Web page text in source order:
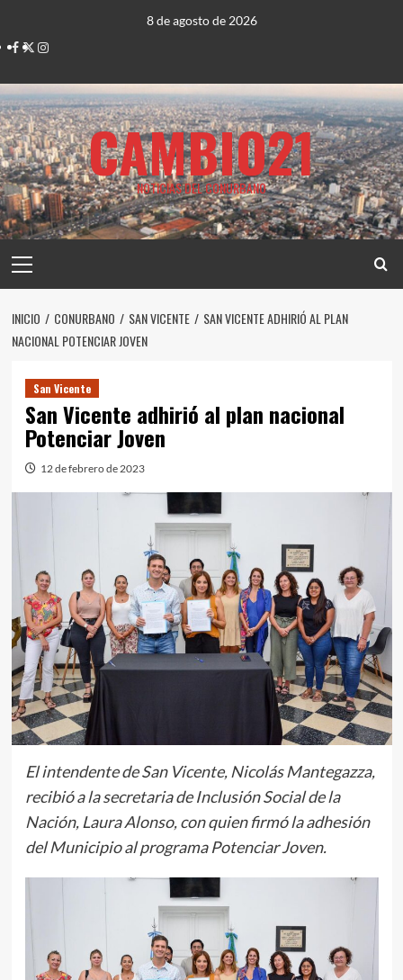
contenido
8 de agosto de 2026
Facebook
TwitterInstagram
CAMBIO21
NOTICIAS DEL CONURBANO
principal
INICIO CONURBANO SAN VICENTE
SAN VICENTE ADHIRIÓ AL PLAN
NACIONAL POTENCIAR JOVEN
San Vicente
San Vicente adhirió al plan nacional
Potenciar Joven
12 de febrero de 2023
El intendente de San Vicente, Nicolás Mantegazza,
recibió a la secretaria de Inclusión Social de la
Nación, Laura Alonso, con quien firmó la adhesión
del Municipio al programa Potenciar Joven.